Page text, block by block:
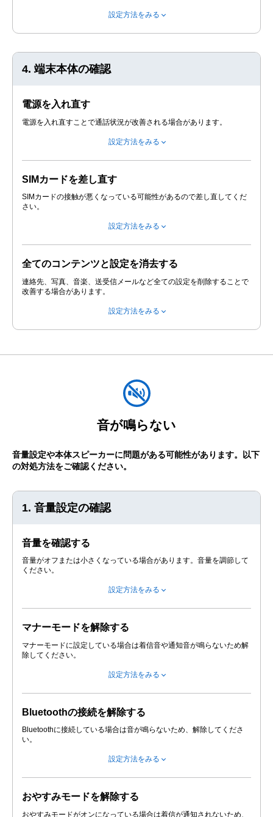
設定方法をみる
4. 端末本体の確認
電源を入れ直す
電源を入れ直すことで通話状況が改善される場合があります。
設定方法をみる
SIMカードを差し直す
SIMカードの接触が悪くなっている可能性があるので差し直してくだ
さい。
設定方法をみる
全てのコンテンツと設定を消去する
連絡先、写真、音楽、送受信メールなど全ての設定を削除することで
改善する場合があります。
設定方法をみる
音が鳴らない
音量設定や本体スピーカーに問題がある可能性があります。 以下
の対処方法をご確認ください。
1. 音量設定の確認
音量を確認する
音量がオフまたは小さくなっている場合があります。音量を調節して
ください。
設定方法をみる
マナーモードを解除する
マナーモードに設定している場合は着信音や通知音が鳴らないため解
除してください。
設定方法をみる
Bluetoothの接続を解除する
Bluetoothに接続している場合は音が鳴らないため、解除してくださ
い。
設定方法をみる
おやすみモードを解除する
おやすみモードがオンになっている場合は着信が通知されないため、